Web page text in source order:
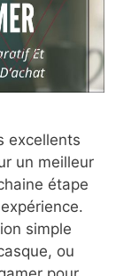
excellents
un meilleur
étape
simple
ou